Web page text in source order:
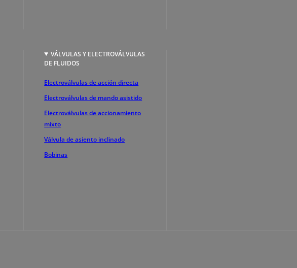
VÁLVULAS Y ELECTROVÁLVULAS
DE FLUIDOS
Electroválvulas de acción directa
Electroválvulas de mando asistido
Electroválvulas de accionamiento
mixto
Válvula de asiento inclinado
Bobinas